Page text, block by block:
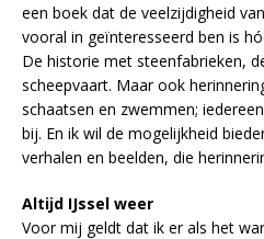
een boek dat de veelzijdigheid
vooral in geïnteresseerd ben is
De historie met steenfabrieken,
scheepvaart. Maar ook
schaatsen en zwemmen;
bij. En ik wil de mogelijkheid
verhalen en beelden, die
Altijd IJssel weer
Voor mij geldt dat ik er als het